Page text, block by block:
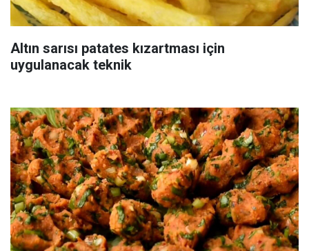
Altın sarısı patates kızartması için
uygulanacak teknik